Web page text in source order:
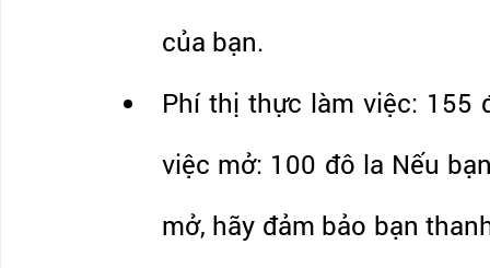
của bạn.
Phí thị thực làm việc: 155
việc mở: 100 đô la Nếu
mở, hãy đảm bảo bạn